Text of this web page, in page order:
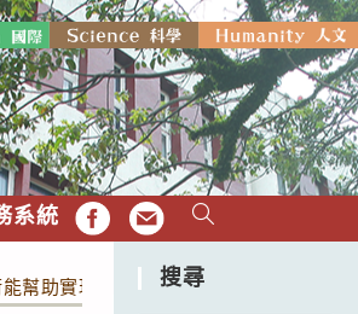
系統 FB EMAIL
助實現永續轉型嗎？」，請惠予公告
搜尋